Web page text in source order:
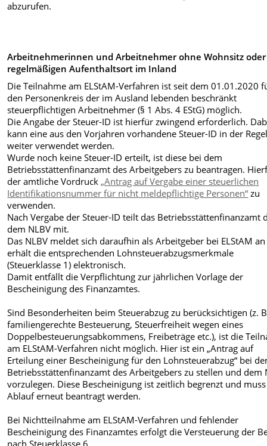
abzurufen.
Arbeitnehmerinnen und Arbeitnehmer ohne Wohnsitz oder
regelmäßigen Aufenthaltsort im Inland
Die Teilnahme am ELStAM-Verfahren ist seit dem 01.01.2020
den Personenkreis der im Ausland lebenden beschränkt
steuerpflichtigen Arbeitnehmer (§ 1 Abs. 4 EStG) möglich.
Die Angabe der Steuer-ID ist hierfür zwingend erforderlich.
kann eine aus den Vorjahren vorhandene Steuer-ID in der
weiter verwendet werden.
Wurde noch keine Steuer-ID erteilt, ist diese bei dem
Betriebsstättenfinanzamt des Arbeitgebers zu beantragen.
der amtliche Vordruck„Antrag auf Vergabe einer steuerlichen
Identifikationsnummer für nicht meldepflichtige Personen“ zu
verwenden.
Nach Vergabe der Steuer-ID teilt das Betriebsstättenfinanzamt
dem NLBV mit.
Das NLBV meldet sich daraufhin als Arbeitgeber bei ELStAM
erhält die entsprechenden Lohnsteuerabzugsmerkmale
(Steuerklasse 1) elektronisch.
Damit entfällt die Verpflichtung zur jährlichen Vorlage der
Bescheinigung des Finanzamtes.
Sind Besonderheiten beim Steuerabzug zu berücksichtigen (z.
familiengerechte Besteuerung, Steuerfreiheit wegen eines
Doppelbesteuerungsabkommens, Freibeträge etc.), ist die
am ELStAM-Verfahren nicht möglich. Hier ist ein „Antrag auf
Erteilung einer Bescheinigung für den Lohnsteuerabzug“ bei
Betriebsstättenfinanzamt des Arbeitgebers zu stellen und dem
vorzulegen. Diese Bescheinigung ist zeitlich begrenzt und
Ablauf erneut beantragt werden.
Bei Nichtteilnahme am ELStAM-Verfahren und fehlender
Bescheinigung des Finanzamtes erfolgt die Versteuerung der
nach Steuerklasse 6.